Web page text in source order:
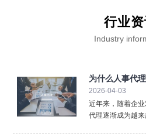
行业
Industry
为什么人事代
要选择？
2026-04-03
近年来，随着企
代理逐渐成为越